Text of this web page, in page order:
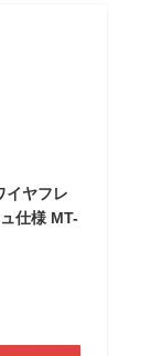
イヤフレ
仕様 MT-